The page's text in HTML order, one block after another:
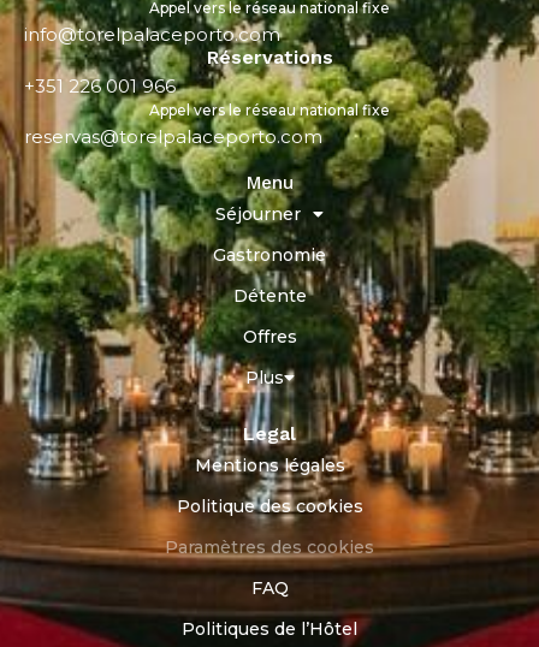
Appel vers le réseau national fixe
info@torelpalaceporto.com
Réservations
+351 226 001 966
Appel vers le réseau national fixe
reservas@torelpalaceporto.com
Menu
Séjourner
Gastronomie
Détente
Offres
Plus
Legal
Mentions légales
Politique des cookies
Paramètres des cookies
FAQ
Politiques de l’Hôtel